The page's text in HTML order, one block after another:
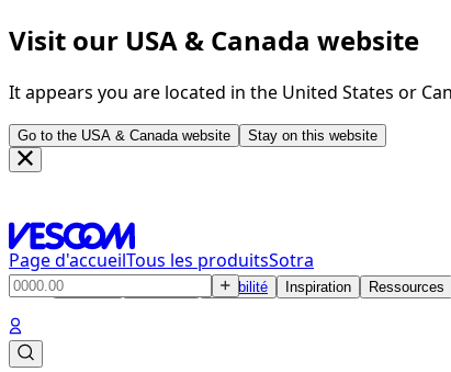
Visit our USA & Canada website
It appears you are located in the United States or
Go to the USA & Canada website Stay on this website
Page d'accueilTous les produitsSotra
Produits Durabilité Inspiration Ressources